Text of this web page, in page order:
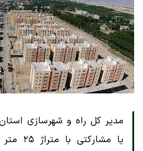
مدیر کل راه و شهرسازی
یا